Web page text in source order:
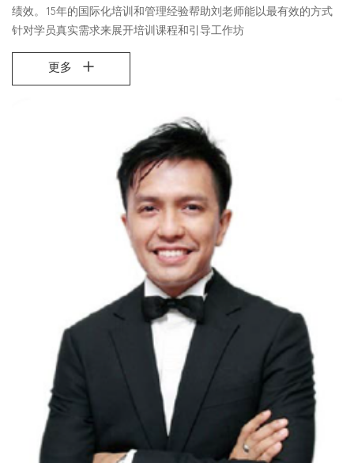
绩效。15年的国际化培训和管理经验帮助刘老师能以最有效的方式
针对学员真实需求来展开培训课程和引导工作坊
更多